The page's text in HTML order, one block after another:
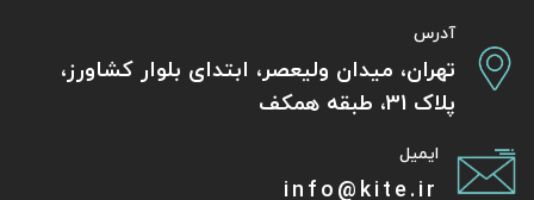
آدرس
تهران، میدان ولیعصر، ابتدای بلوار کشاورز،
پلاک 31، طبقه همکف
ایمیل
info@kite.ir